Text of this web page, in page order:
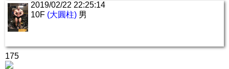
2019/02/22 22:25:14
10F (大圓柱) 男
175